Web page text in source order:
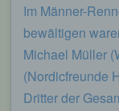
Im Männer-
bewältigen
Michael Müller
(Nordicfreunde
Dritter der
der
mit
Leichtathletik